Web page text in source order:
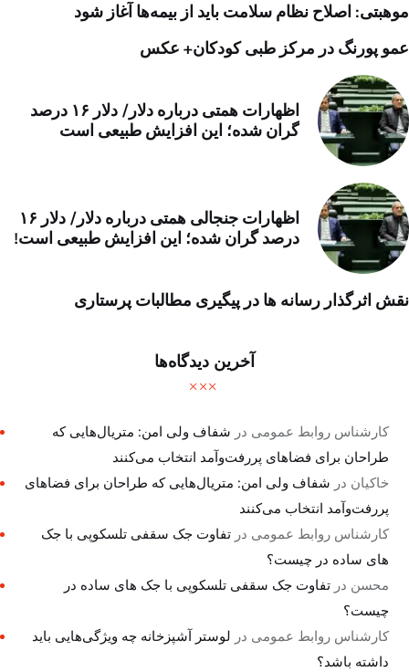
موهبتی: اصلاح نظام سلامت باید از بیمه‌ها آغاز شود
عمو پورنگ در مرکز طبی کودکان+ عکس
اظهارات همتی درباره دلار/ دلار ۱۶ درصد
گران شده؛ این افزایش طبیعی است
اظهارات جنجالی همتی درباره دلار/ دلار ۱۶
درصد گران شده؛ این افزایش طبیعی است!
نقش اثرگذار رسانه ها در پیگیری مطالبات پرستاری
آخرین دیدگاه‌ها
کارشناس روابط عمومی در شفاف ولی امن: متریال‌هایی که
طراحان برای فضاهای پررفت‌وآمد انتخاب می‌کنند
خاکیان در شفاف ولی امن: متریال‌هایی که طراحان برای فضاهای
پررفت‌وآمد انتخاب می‌کنند
کارشناس روابط عمومی درتفاوت جک سقفی تلسکوپی با جک
های ساده در چیست؟
محسن درتفاوت جک سقفی تلسکوپی با جک های ساده در
چیست؟
کارشناس روابط عمومی در لوستر آشپزخانه چه ویژگی‌هایی باید
داشته باشد؟